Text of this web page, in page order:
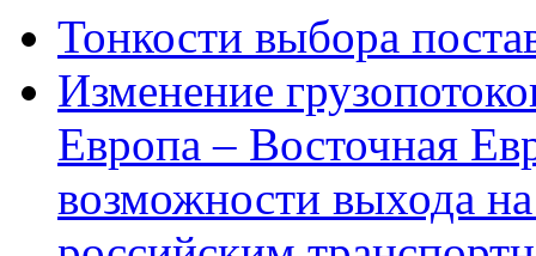
Тонкости выбора
Изменение
Европа – Восточная
возможности выхода